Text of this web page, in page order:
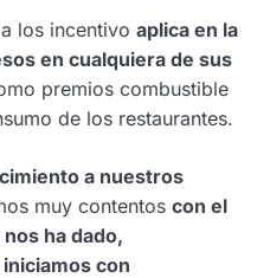
los incentivo aplica en la
en cualquiera de sus
premios combustible
de los restaurantes.
a nuestros
muy contentos con el
ha dado,
con